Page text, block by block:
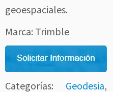
geoespaciales.
Marca: Trimble
Categorías: Geodesia,